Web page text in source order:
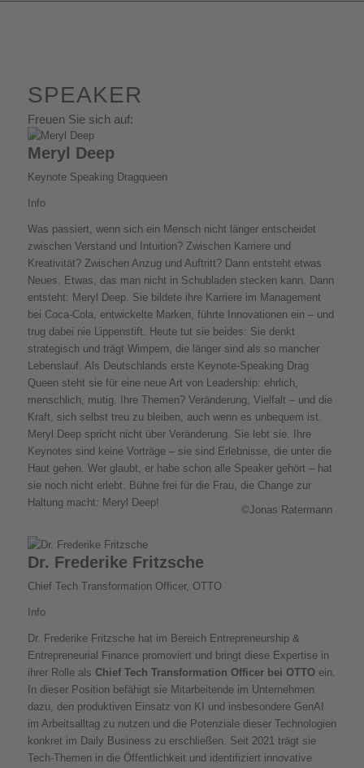
SPEAKER
Freuen Sie sich auf:
©Jonas Ratermann
Meryl Deep
Keynote Speaking Dragqueen
Info
Was passiert, wenn sich ein Mensch nicht länger entscheidet
zwischen Verstand und Intuition? Zwischen Karriere und
Kreativität? Zwischen Anzug und Auftritt? Dann entsteht etwas
Neues. Etwas, das man nicht in Schubladen stecken kann. Dann
entsteht: Meryl Deep. Sie bildete ihre Karriere im Management
bei Coca-Cola, entwickelte Marken, führte Innovationen ein – und
trug dabei nie Lippenstift. Heute tut sie beides: Sie denkt
strategisch und trägt Wimpern, die länger sind als so mancher
Lebenslauf. Als Deutschlands erste Keynote-Speaking Drag
Queen steht sie für eine neue Art von Leadership: ehrlich,
menschlich, mutig. Ihre Themen? Veränderung, Vielfalt – und die
Kraft, sich selbst treu zu bleiben, auch wenn es unbequem ist.
Meryl Deep spricht nicht über Veränderung. Sie lebt sie. Ihre
Keynotes sind keine Vorträge – sie sind Erlebnisse, die unter die
Haut gehen. Wer glaubt, er habe schon alle Speaker gehört – hat
sie noch nicht erlebt. Bühne frei für die Frau, die Change zur
Haltung macht: Meryl Deep!
Dr. Frederike Fritzsche
Chief Tech Transformation Officer, OTTO
Info
Dr. Frederike Fritzsche hat im Bereich Entrepreneurship &
Entrepreneurial Finance promoviert und bringt diese Expertise in
ihrer Rolle als Chief Tech Transformation Officer bei OTTOein.
In dieser Position befähigt sie Mitarbeitende im Unternehmen
dazu, den produktiven Einsatz von KI und insbesondere GenAI
im Arbeitsalltag zu nutzen und die Potenziale dieser Technologien
konkret im Daily Business zu erschließen. Seit 2021 trägt sie
Tech-Themen in die Öffentlichkeit und identifiziert innovative